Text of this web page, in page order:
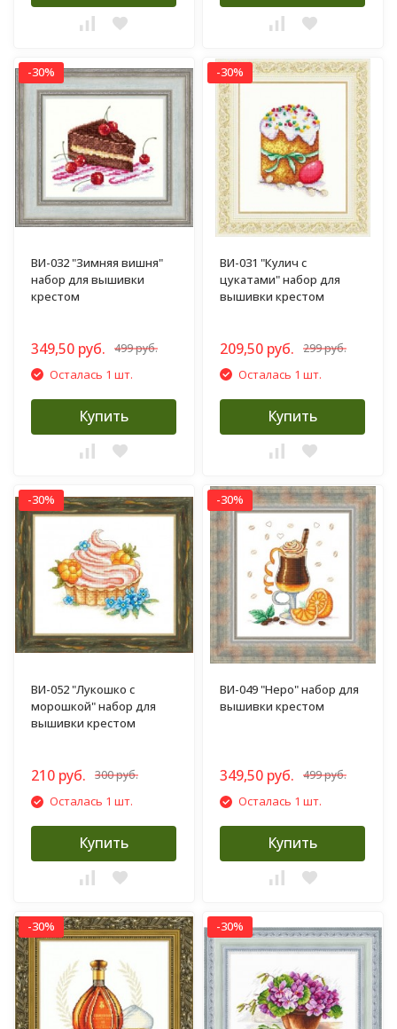
-30%
ВИ-032 "Зимняя вишня"
набор для вышивки
крестом
349,50 руб. 499 руб.
Осталась 1 шт.
Купить
-30%
ВИ-031 "Кулич с
цукатами" набор для
вышивки крестом
209,50 руб. 299 руб.
Осталась 1 шт.
Купить
-30%
ВИ-052 "Лукошко с
морошкой" набор для
вышивки крестом
210 руб. 300 руб.
Осталась 1 шт.
Купить
-30%
ВИ-049 "Неро" набор для
вышивки крестом
349,50 руб. 499 руб.
Осталась 1 шт.
Купить
-30% -30%